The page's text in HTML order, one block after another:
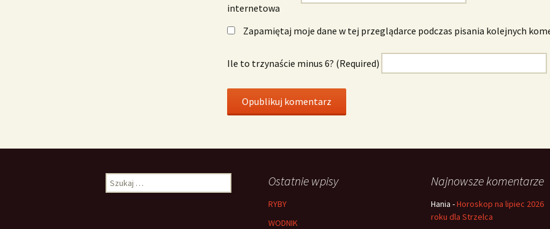
internetowa
Zapamiętaj moje dane w tej przeglądarce podczas pisania kolejnych
Ile to trzynaście minus 6? (Required)
Szukaj: Ostatnie wpisy
RYBY
WODNIK
Najnowsze komentarze
Hania -Horoskop na lipiec 2026
roku dla Strzelca